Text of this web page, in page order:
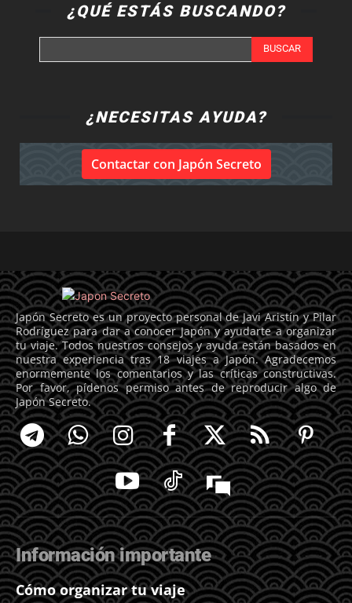
¿QUÉ ESTÁS BUSCANDO?
BUSCAR
¿NECESITAS AYUDA?
Contactar con Japón Secreto
Japón Secreto es un proyecto personal de Javi Aristín y Pilar
Rodríguez para dar a conocer Japón y ayudarte a organizar
tu viaje. Todos nuestros consejos y ayuda están basados en
nuestra experiencia tras 18 viajes a Japón. Agradecemos
enormemente los comentarios y las críticas constructivas.
Por favor, pídenos permiso antes de reproducir algo de
Japón Secreto.
Información importante
Cómo organizar tu viaje